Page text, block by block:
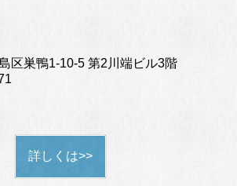
区巣鴨1-10-5 第2川端ビル3階
詳しくは>>